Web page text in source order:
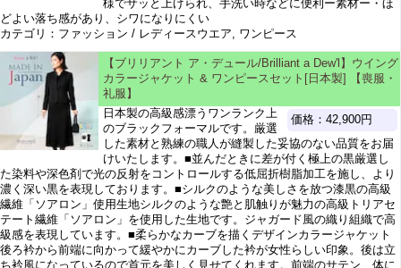
様でサッと上げられ、手洗い時などに便利ー素材ー・ほ
どよい落ち感があり、シワになりにくい
カテゴリ：ファッション / レディースウエア, ワンピース
【ブリリアント ア・デュール/Brilliant a Dew'l】ウイング
カラージャケット & ワンピースセット[日本製] 【喪服・
礼服】
価格：42,900円
日本製の高級感漂うワンランク上
のブラックフォーマルです。厳選
した素材と熟練の職人が縫製した妥協のない品質をお届
けいたします。■並んだときに差が付く極上の黒厳選し
た染料や深色剤で光の反射をコントロールする低屈折樹脂加工を施し、より
濃く深い黒を表現しております。■シルクのような美しさを放つ漆黒の高級
繊維「ソアロン」使用生地シルクのような艶と肌触りが魅力の高級トリアセ
テート繊維「ソアロン」を使用した生地です。ジャガード風の織り組織で高
級感を表現しています。■柔らかなカーブを描くデザインカラージャケット
後ろ衿から前端に向かって緩やかにカーブした衿が女性らしい印象。後は立
ち衿風になっているので首元を美しく見せてくれます。前端のサテン、体に